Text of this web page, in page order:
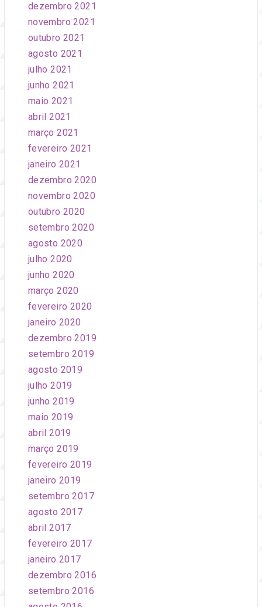
dezembro 2021
novembro 2021
outubro 2021
agosto 2021
julho 2021
junho 2021
maio 2021
abril 2021
março 2021
fevereiro 2021
janeiro 2021
dezembro 2020
novembro 2020
outubro 2020
setembro 2020
agosto 2020
julho 2020
junho 2020
março 2020
fevereiro 2020
janeiro 2020
dezembro 2019
setembro 2019
agosto 2019
julho 2019
junho 2019
maio 2019
abril 2019
março 2019
fevereiro 2019
janeiro 2019
setembro 2017
agosto 2017
abril 2017
fevereiro 2017
janeiro 2017
dezembro 2016
setembro 2016